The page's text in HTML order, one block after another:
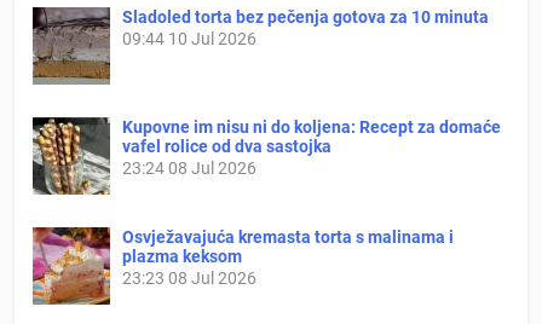
Sladoled torta bez pečenja gotova za 10 minuta
09:44 10 Jul 2026
Kupovne im nisu ni do koljena: Recept za domaće
vafel rolice od dva sastojka
23:2408 Jul 2026
Osvježavajuća kremasta torta s malinama i
plazma keksom
23:23 08 Jul 2026